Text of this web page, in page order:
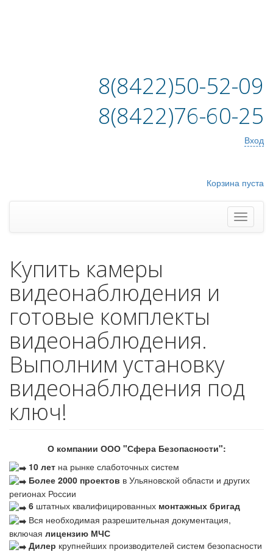
8(8422)50-52-09
8(8422)76-60-25
Вход
Корзина пуста
Купить камеры
видеонаблюдения и
готовые комплекты
видеонаблюдения.
Выполним установку
видеонаблюдения под
ключ!
О компании ООО "Сфера Безопасности":
10 лет на рынке слаботочных систем
Более 2000 проектов в Ульяновской области и других
регионах России
6 штатных квалифицированных монтажных бригад
Вся необходимая разрешительная документация,
включая лицензию МЧС
Дилер крупнейших производителей систем безопасности